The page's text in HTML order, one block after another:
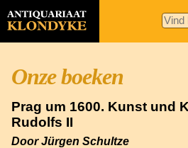
Onze boeken
Prag um 1600. Kunst und
Rudolfs II
Door Jürgen Schultze